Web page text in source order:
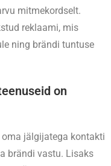
mitmekordselt.
reklaami, mis
ning brändi tuntuse
on
jälgijatega kontakti
brändi vastu. Lisaks